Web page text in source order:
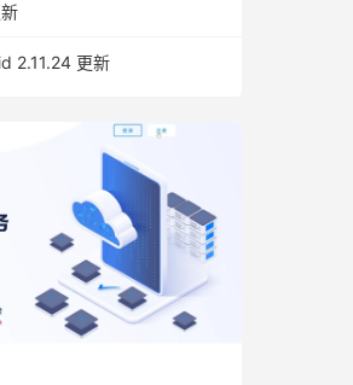
2.11.24 更新